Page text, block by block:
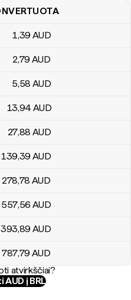
konvertavimo lentelė
1,39 AUD
2,79 AUD
5,58 AUD
13,94 AUD
27,88 AUD
139,39 AUD
278,78 AUD
557,56 AUD
,89 AUD
787,79 AUD
atvirkščiai?
į BRL